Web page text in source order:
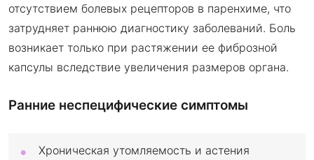
отсутствием болевых рецепторов в паренхиме, что
затрудняет раннюю диагностику заболеваний. Боль
возникает только при растяжении ее фиброзной
капсулы вследствие увеличения размеров органа.
Ранние неспецифические симптомы
Хроническая утомляемость и астения